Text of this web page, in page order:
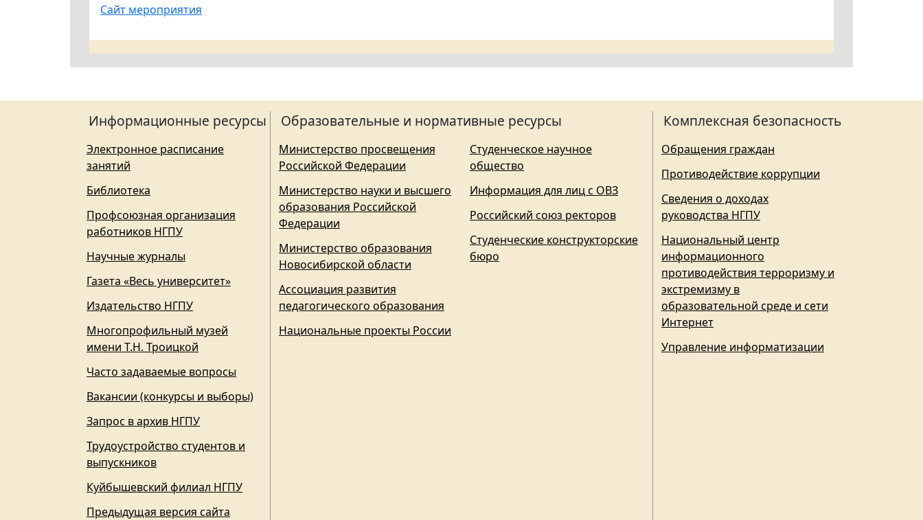
Сайт мероприятия
Информационные ресурсы
Электронное расписание
занятий
Библиотека
Профсоюзная организация
работников НГПУ
Научные журналы
Газета «Весь университет»
Издательство НГПУ
Многопрофильный музей
имени Т.Н. Троицкой
Часто задаваемые вопросы
Вакансии (конкурсы и выборы)
Запрос в архив НГПУ
Трудоустройство студентов и
выпускников
Куйбышевский филиал НГПУ
Предыдущая версия сайта
Образовательные и нормативные ресурсы
Министерство просвещения
Российской Федерации
Министерство науки и высшего
образования Российской
Федерации
Министерство образования
Новосибирской области
Ассоциация развития
педагогического образования
Национальные проекты России
Студенческое научное
общество
Информация для лиц с ОВЗ
Российский союз ректоров
Студенческие конструкторские
бюро
Комплексная безопасность
Обращения граждан
Противодействие коррупции
Сведения о доходах
руководства НГПУ
Национальный центр
информационного
противодействия терроризму и
экстремизму в
образовательной среде и сети
Интернет
Управление информатизации